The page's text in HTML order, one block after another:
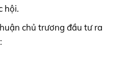
hội.
chủ trương đầu tư ra